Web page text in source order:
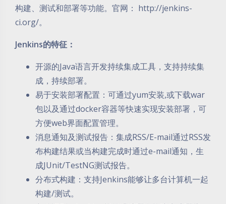
构建、测试和部署等功能。官网： http://jenkins-
ci.org/。
Jenkins的特征：
开源的Java语言开发持续集成工具，支持持续集
成，持续部署。
易于安装部署配置：可通过yum安装,或下载war
包以及通过docker容器等快速实现安装部署，可
方便web界面配置管理。
消息通知及测试报告：集成RSS/E-mail通过RSS发
布构建结果或当构建完成时通过e-mail通知，生
成JUnit/TestNG测试报告。
分布式构建：支持Jenkins能够让多台计算机一起
构建/测试。